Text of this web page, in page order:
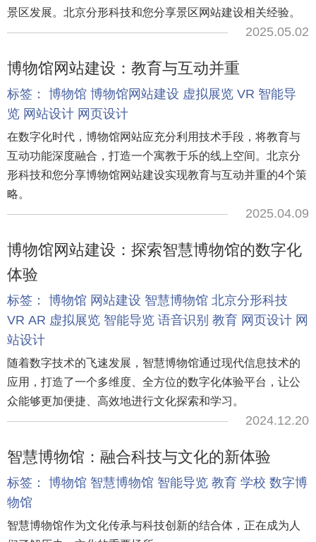
景区发展。北京分形科技和您分享景区网站建设相关经验。
2025.05.02
博物馆网站建设：教育与互动并重
标签： 博物馆 博物馆网站建设 虚拟展览 VR 智能导
览 网站设计 网页设计
在数字化时代，博物馆网站应充分利用技术手段，将教育与
互动功能深度融合，打造一个寓教于乐的线上空间。北京分
形科技和您分享博物馆网站建设实现教育与互动并重的4个策
略。
2025.04.09
博物馆网站建设：探索智慧博物馆的数字化
体验
标签： 博物馆 网站建设 智慧博物馆 北京分形科技
VR AR 虚拟展览 智能导览 语音识别 教育 网页设计 网
站设计
随着数字技术的飞速发展，智慧博物馆通过现代信息技术的
应用，打造了一个多维度、全方位的数字化体验平台，让公
众能够更加便捷、高效地进行文化探索和学习。
2024.12.20
智慧博物馆：融合科技与文化的新体验
标签： 博物馆 智慧博物馆 智能导览 教育 学校 数字博
物馆
智慧博物馆作为文化传承与科技创新的结合体，正在成为人